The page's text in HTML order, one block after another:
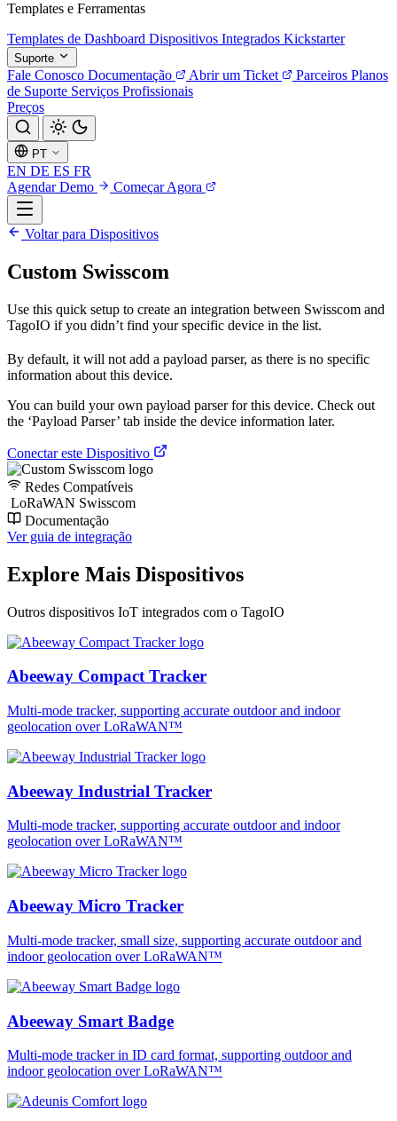
Templates e Ferramentas
Templates de Dashboard Dispositivos Integrados Kickstarter
Suporte
Fale Conosco Documentação Abrir um Ticket Parceiros Planos
de Suporte Serviços Profissionais
Preços
PT
EN DE ES FR
Agendar Demo
Começar Agora
Voltar para Dispositivos
Custom Swisscom
Use this quick setup to create an integration between Swisscom and
TagoIO if you didn’t find your specific device in the list.
By default, it will not add a payload parser, as there is no specific
information about this device.
You can build your own payload parser for this device. Check out
the ‘Payload Parser’ tab inside the device information later.
Conectar este Dispositivo
Redes Compatíveis
LoRaWAN Swisscom
Documentação
Ver guia de integração
Explore Mais Dispositivos
Outros dispositivos IoT integrados com o TagoIO
Abeeway Compact Tracker
Multi-mode tracker, supporting accurate outdoor and indoor
geolocation over LoRaWAN™
Abeeway Industrial Tracker
Multi-mode tracker, supporting accurate outdoor and indoor
geolocation over LoRaWAN™
Abeeway Micro Tracker
Multi-mode tracker, small size, supporting accurate outdoor and
indoor geolocation over LoRaWAN™
Abeeway Smart Badge
Multi-mode tracker in ID card format, supporting outdoor and
indoor geolocation over LoRaWAN™